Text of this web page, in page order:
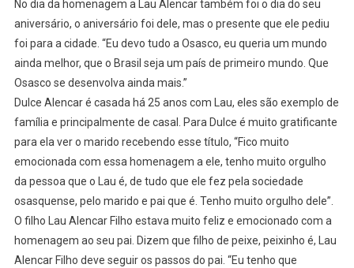
No dia da homenagem a Lau Alencar também foi o dia do seu
aniversário, o aniversário foi dele, mas o presente que ele pediu
foi para a cidade. “Eu devo tudo a Osasco, eu queria um mundo
ainda melhor, que o Brasil seja um país de primeiro mundo. Que
Osasco se desenvolva ainda mais.”
Dulce Alencar é casada há 25 anos com Lau, eles são exemplo de
família e principalmente de casal. Para Dulce é muito gratificante
para ela ver o marido recebendo esse título, “Fico muito
emocionada com essa homenagem a ele, tenho muito orgulho
da pessoa que o Lau é, de tudo que ele fez pela sociedade
osasquense, pelo marido e pai que é. Tenho muito orgulho dele”.
O filho Lau Alencar Filho estava muito feliz e emocionado com a
homenagem ao seu pai. Dizem que filho de peixe, peixinho é, Lau
Alencar Filho deve seguir os passos do pai. “Eu tenho que